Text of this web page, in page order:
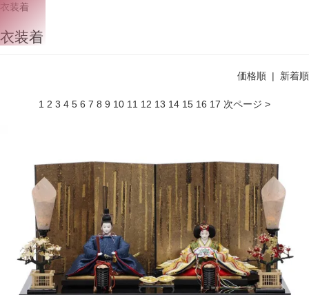
衣装着
衣装着
価格順 | 新着順
1 2 3 4 5 6 7 8 9 10 11 12 13 14 15 16 17 次ページ >